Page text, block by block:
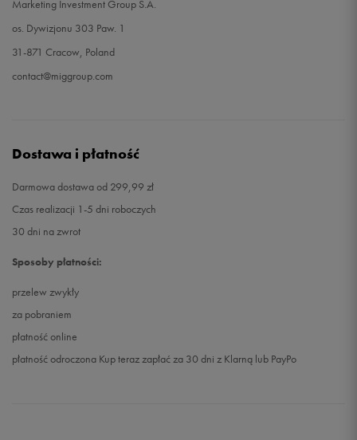
Marketing Investment Group S.A.
os. Dywizjonu 303 Paw. 1
31-871 Cracow, Poland
contact@miggroup.com
Dostawa i płatność
Darmowa dostawa od 299,99 zł
Czas realizacji 1-5 dni roboczych
30 dni na zwrot
Sposoby płatności:
przelew zwykły
za pobraniem
płatność online
płatność odroczona Kup teraz zapłać za 30 dni z Klarną lub PayPo